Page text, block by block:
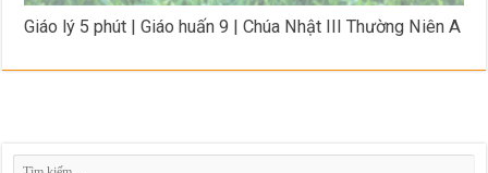
Giáo lý 5 phút | Giáo huấn 9 | Chúa Nhật III Thường Niên A